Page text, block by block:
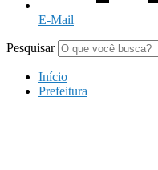
E-Mail
Pesquisar
Início
Prefeitura